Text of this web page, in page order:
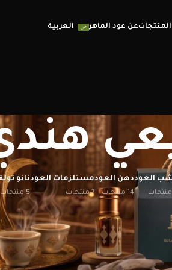
عن عود الماهر العربية
العوددهن العود
14 منتجات
مستلزمات العود
7 منتجات
نانو
5 منتجات
على أجوائك.
إظهار 12
20